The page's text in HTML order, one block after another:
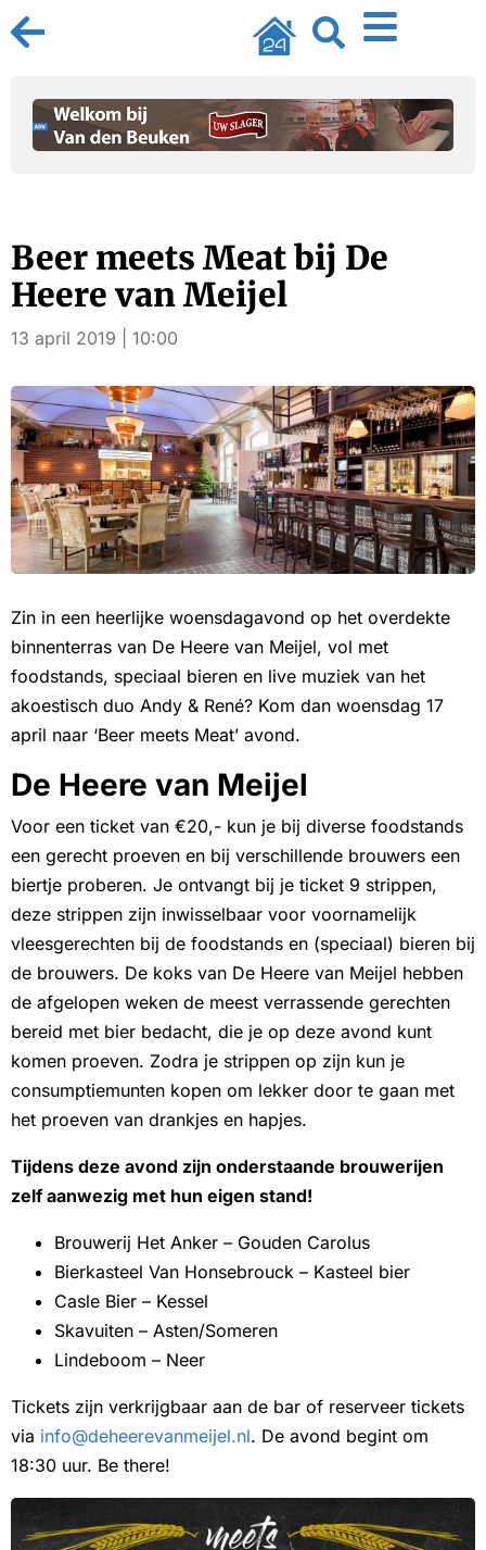
Beer meets Meat bij De
Heere van Meijel
13 april 2019 | 10:00
Zin in een heerlijke woensdagavond op het overdekte
binnenterras van De Heere van Meijel, vol met
foodstands, speciaal bieren en live muziek van het
akoestisch duo Andy & René? Kom dan woensdag 17
april naar ‘Beer meets Meat’ avond.
De Heere van Meijel
Voor een ticket van €20,- kun je bij diverse foodstands
een gerecht proeven en bij verschillende brouwers een
biertje proberen. Je ontvangt bij je ticket 9 strippen,
deze strippen zijn inwisselbaar voor voornamelijk
vleesgerechten bij de foodstands en (speciaal) bieren bij
de brouwers. De koks van De Heere van Meijel hebben
de afgelopen weken de meest verrassende gerechten
bereid met bier bedacht, die je op deze avond kunt
komen proeven. Zodra je strippen op zijn kun je
consumptiemunten kopen om lekker door te gaan met
het proeven van drankjes en hapjes.
Tijdens deze avond zijn onderstaande brouwerijen
zelf aanwezig met hun eigen stand!
Brouwerij Het Anker – Gouden Carolus
Bierkasteel Van Honsebrouck – Kasteel bier
Casle Bier – Kessel
Skavuiten – Asten/Someren
Lindeboom – Neer
Tickets zijn verkrijgbaar aan de bar of reserveer tickets
via info@deheerevanmeijel.nl. De avond begint om
18:30 uur. Be there!